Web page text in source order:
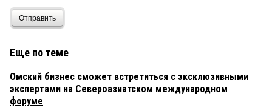
Отправить
Еще по теме
Омский бизнес сможет встретиться с эксклюзивными
экспертами на Североазиатском международном
форуме